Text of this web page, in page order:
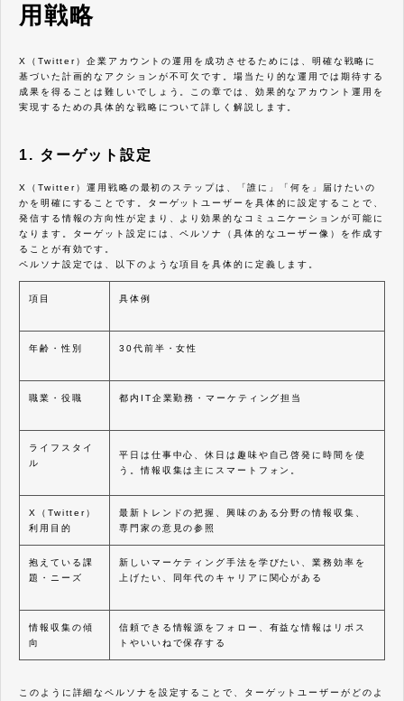
用戦略
X（Twitter）企業アカウントの運用を成功させるためには、明確な戦略に
基づいた計画的なアクションが不可欠です。場当たり的な運用では期待する
成果を得ることは難しいでしょう。この章では、効果的なアカウント運用を
実現するための具体的な戦略について詳しく解説します。
1. ターゲット設定
X（Twitter）運用戦略の最初のステップは、「誰に」「何を」届けたいの
かを明確にすることです。ターゲットユーザーを具体的に設定することで、
発信する情報の方向性が定まり、より効果的なコミュニケーションが可能に
なります。ターゲット設定には、ペルソナ（具体的なユーザー像）を作成す
ることが有効です。
ペルソナ設定では、以下のような項目を具体的に定義します。
項目 具体例
年齢・性別 30代前半・女性
職業・役職 都内IT企業勤務・マーケティング担当
ライフスタイ
ル
平日は仕事中心、休日は趣味や自己啓発に時間を使
う。情報収集は主にスマートフォン。
X（Twitter）
利用目的
最新トレンドの把握、興味のある分野の情報収集、
専門家の意見の参照
抱えている課
題・ニーズ
新しいマーケティング手法を学びたい、業務効率を
上げたい、同年代のキャリアに関心がある
情報収集の傾
向
信頼できる情報源をフォロー、有益な情報はリポス
トやいいねで保存する
このように詳細なペルソナを設定することで、ターゲットユーザーがどのよ